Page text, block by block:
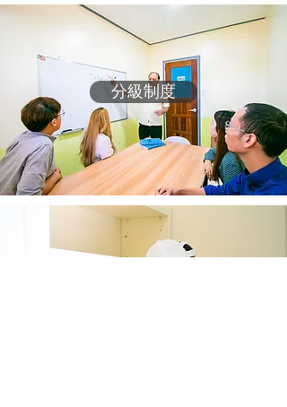
分級制度